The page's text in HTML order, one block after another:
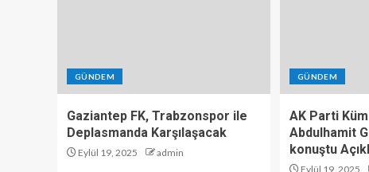
GÜNDEM
Gaziantep FK, Trabzonspor ile
Deplasmanda Karşılaşacak
Eylül 19, 2025 admin
GÜNDEM
AK Parti
Abdulhamit
konuştu
Eylül 19, 2025